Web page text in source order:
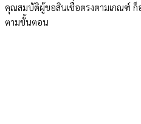
คุณสมบัติผู้ขอสินเชื่อตรงตามเกณฑ์ ก็
ตามขั้นตอน